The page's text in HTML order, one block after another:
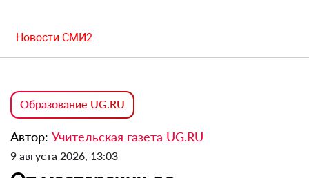
Новости СМИ2
Образование UG.RU
Автор: Учительская газета UG.RU
9 августа 2026, 13:03